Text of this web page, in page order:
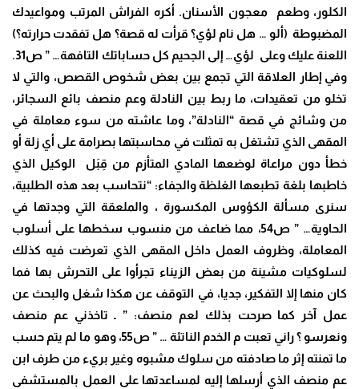
الكلور، وطعم معجون الأسنان. أكره الفراش المرتب ومواعيدك
المضبوطة (ألو … هل نام لؤي؟ قرأت له قصة؟ هل تفقدت حرارته؟)
اللعنة عليك وعلى لؤي… إلى الجحيم كل حساباتك التافهة… ” ص31.
وفي إطار العلاقة التي تجمع بين بعض شخوص القصص، والتي لا
تخلو من تعقيدات، ما ربط بين النادلة وعم منصف بائع السجائر،
من وشائج في قصة “النادلة”، وما عاشته من سوء معاملة في
المقهى الذي تشتغل به تمثلت في محاسبتها بصرامة على أي زلة أو
خطأ دون مراعاة لوضعها المادي المتأزم من قِبَل الوكيل الذي
خاطبها بلغة تطبعها الغلظة والجفاء: “نتحاسب بعد هذه الطلبية،
سنرى مسألة الكؤوس المكسورة ، والملعقة التي وجدتها في
الحاوية… ” ص54، مما ضاعف من منسوب سخطها على أسلوب
المعاملة، وظروف العمل داخل المقهى الذي تعرضت فيه كذلك
لسلوكيات مشينة من بعض الزيناء تجرأوا على التحرش بها فما
كان منها إلا التفكير، جديا، في التوقف عن هكذا شغل والبحث عن
عمل آخر كما صرحت بذلك لعم منصف: ” ـ تاخذني عم منصف
ونعرسو ؟ راني تعبت م الخدم الناتئة … ” ص55، وهو ما لم يتم حسب
ما تمنته إثر ما صادفته من سلوك مشبوه وغير بريء من طرف ابن
عم منصف الذي أرسلها إليه لمساعدتها على العمل بالمستشفى